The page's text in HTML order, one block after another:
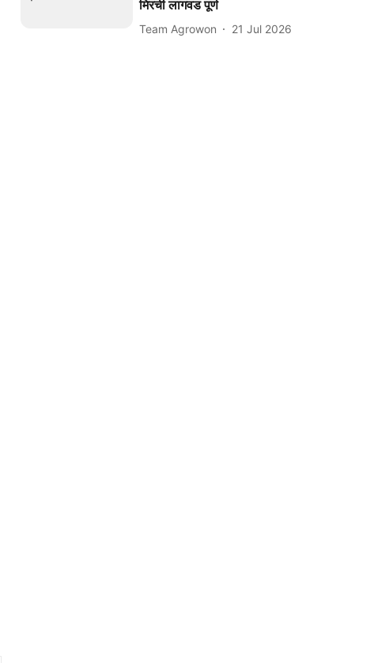
मिरची लागवड पूर्ण
Team Agrowon 21 Jul 2026